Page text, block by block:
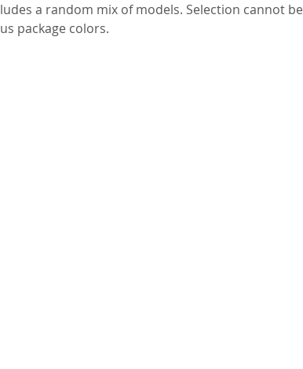
a random mix of models. Selection cannot be
package colors.